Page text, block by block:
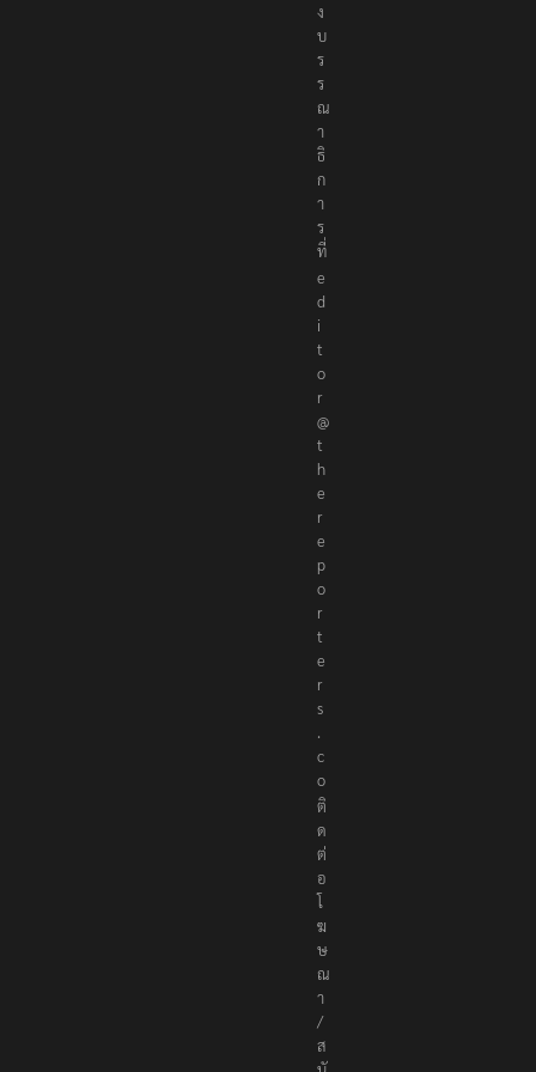
ง
บ
ร
ร
ณ
า
ธิ
ก
า
ร
ที่
e
d
i
t
o
r
@
t
h
e
r
e
p
o
r
t
e
r
s
.
c
o
ติ
ด
ต่
อ
โ
ฆ
ษ
ณ
า
/
ส